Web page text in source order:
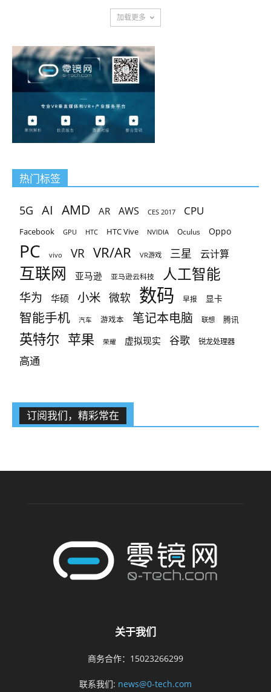
加载更多
热门标签
5G AI AMD AR AWS CES 2017 CPU
Facebook GPU HTC HTC Vive NVIDIA Oculus Oppo
PC vivo VR VR/AR VR游戏 三星 云计算
互联网 亚马逊 亚马逊云科技 人工智能
华为 华硕 小米 微软 数码 早报 显卡
智能手机 汽车 游戏本 笔记本电脑 联想 腾讯
英特尔 苹果 荣耀 虚拟现实 谷歌 锐龙处理器
高通
订阅我们，精彩常在
关于我们
商务合作：15023266299
联系我们: news@0-tech.com